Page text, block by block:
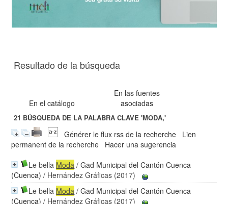
Resultado de la búsqueda
En el catálogo
En las fuentes
asociadas
21 BÚSQUEDA DE LA PALABRA CLAVE'MODA,'
Générer le flux rss de la recherche
Lien
permanent de la recherche
Hacer una sugerencia
Le bella Moda /Gad Municipal del Cantón Cuenca
(Cuenca) / Hernández Gráficas (2017)
Le bella Moda /Gad Municipal del Cantón Cuenca
(Cuenca) / Hernández Gráficas (2017)